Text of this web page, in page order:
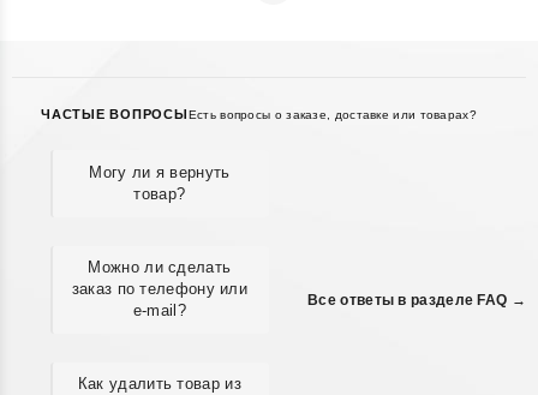
ЧАСТЫЕ ВОПРОСЫ Есть вопросы о заказе, доставке или товарах?
Могу ли я вернуть
товар?
Можно ли сделать
заказ по телефону или
e-mail?
Как удалить товар из
Все ответы в разделе FAQ →